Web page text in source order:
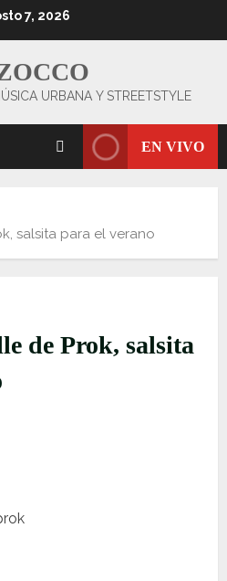
7, 2026
URBANA Y STREETSTYLE
EN VIVO
salsita para el verano
de Prok, salsita